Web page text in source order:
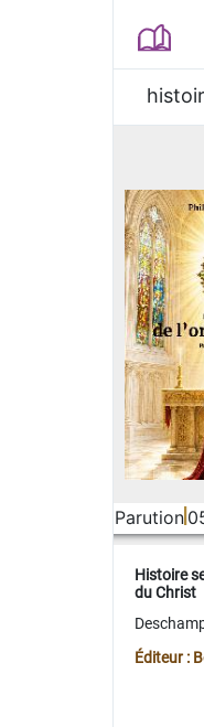
Parution
Histoire
du Christ
Éditeur :